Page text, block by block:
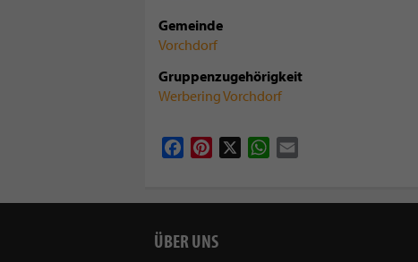
Gemeinde
Vorchdorf
Gruppenzugehörigkeit
Werbering Vorchdorf
FacebookPinterest WhatsApp
ÜBER UNS